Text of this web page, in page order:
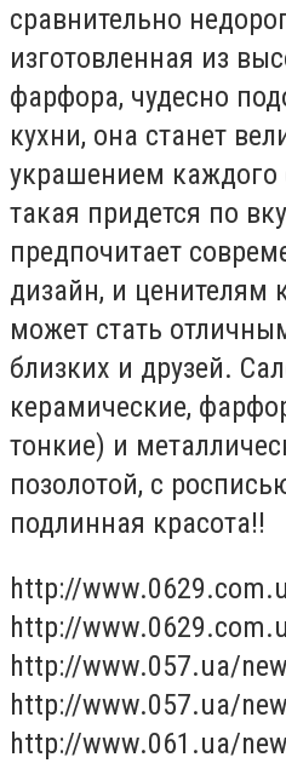
сравнительно
изготовленная из
фарфора, чудесно
кухни, она станет
украшением каждого
такая придется по
предпочитает
дизайн, и ценителям
может стать
близких и друзей.
керамические,
тонкие) и
позолотой, с
подлинная красота!!
http://
http://
http://www.057.ua/
http://www.057.ua/
http://www.061.ua/